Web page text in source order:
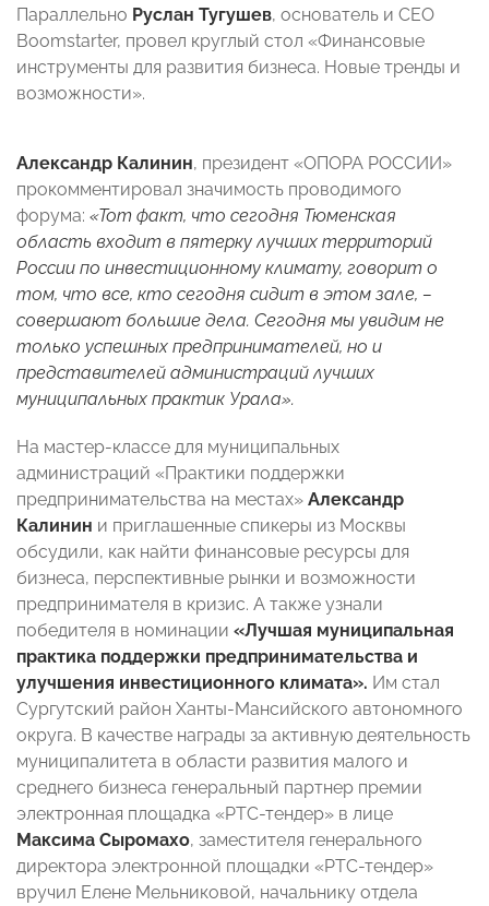
Параллельно Руслан Тугушев, основатель и CEO
Boomstarter, провел круглый стол «Финансовые
инструменты для развития бизнеса. Новые тренды и
возможности».
Александр Калинин, президент «ОПОРА РОССИИ»
прокомментировал значимость проводимого
форума: «Тот факт, что сегодня Тюменская
область входит в пятерку лучших территорий
России по инвестиционному климату, говорит о
том, что все, кто сегодня сидит в этом зале, –
совершают большие дела. Сегодня мы увидим не
только успешных предпринимателей, но и
представителей администраций лучших
муниципальных практик Урала».
На мастер-классе для муниципальных
администраций «Практики поддержки
предпринимательства на местах» Александр
Калинин и приглашенные спикеры из Москвы
обсудили, как найти финансовые ресурсы для
бизнеса, перспективные рынки и возможности
предпринимателя в кризис. А также узнали
победителя в номинации «Лучшая муниципальная
практика поддержки предпринимательства и
улучшения инвестиционного климата». Им стал
Сургутский район Ханты-Мансийского автономного
округа. В качестве награды за активную деятельность
муниципалитета в области развития малого и
среднего бизнеса генеральный партнер премии
электронная площадка «РТС-тендер» в лице
Максима Сыромахо, заместителя генерального
директора электронной площадки «РТС-тендер»
вручил Елене Мельниковой, начальнику отдела